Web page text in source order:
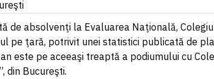
1 RUB
= 0.0530 RON
1 SEK= 0.4526 RON
1 TRY= 0.1141 RON
1 UAH= 0.1048 RON
de absolvenţi la Evaluarea Naţională,
pe ţară, potrivit unei statistici publicată de
este pe aceeaşi treaptă a podiumului cu
din Bucureşti.